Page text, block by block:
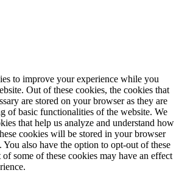
to improve your experience while you
Out of these cookies, the cookies that
are stored on your browser as they are
of basic functionalities of the website. We
that help us analyze and understand how
cookies will be stored in your browser
also have the option to opt-out of these
some of these cookies may have an effect